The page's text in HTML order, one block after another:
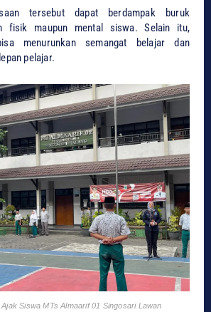
tersebut dapat berdampak buruk
fisik maupun mental siswa. Selain itu,
menurunkan semangat belajar dan
pelajar.
Siswa MTs Almaarif 01 Singosari Lawan